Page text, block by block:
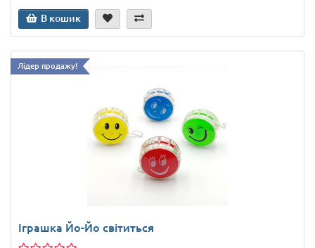
В кошик
Лідер продажу!
Іграшка Йо-Йо світиться